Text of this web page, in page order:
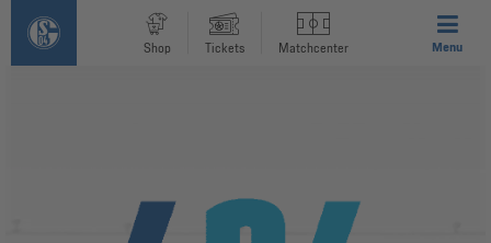
Shop Tickets Matchcenter Menu